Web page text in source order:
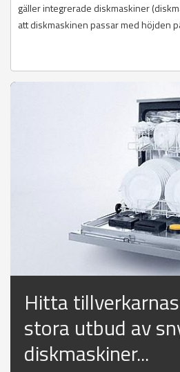
gäller integrerade diskmaskiner
att diskmaskinen passar med höjden
Hitta
stora utbud av
diskmaskiner...